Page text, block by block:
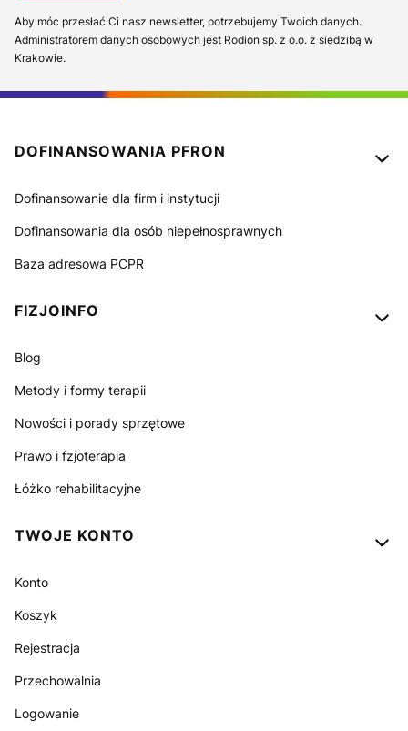
Aby móc przesłać Ci nasz newsletter, potrzebujemy Twoich danych.
Administratorem danych osobowych jest Rodion sp. z o.o. z siedzibą w
Krakowie.
Linki w stopce
DOFINANSOWANIA PFRON
Dofinansowanie dla firm i instytucji
Dofinansowania dla osób niepełnosprawnych
Baza adresowa PCPR
FIZJOINFO
Blog
Metody i formy terapii
Nowości i porady sprzętowe
Prawo i fzjoterapia
Łóżko rehabilitacyjne
TWOJE KONTO
Konto
Koszyk
Rejestracja
Przechowalnia
Logowanie